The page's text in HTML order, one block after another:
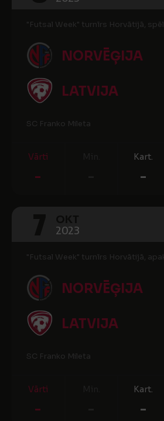
"Futsal Week" turnīrs Horvātijā,
NORVĒĢIJA
LATVIJA
SC Franko Mileta
Vārti
-
Kart.
-
2023
"Futsal Week" turnīrs Horvātijā,
NORVĒĢIJA
LATVIJA
SC Franko Mileta
Vārti
-
Kart.
-